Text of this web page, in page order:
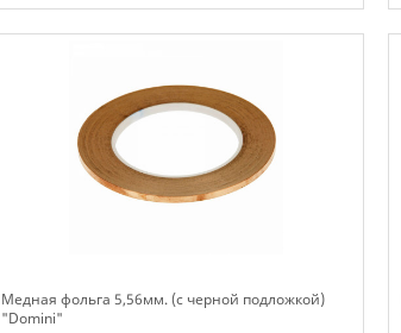
Медная фольга 5,56мм. (с черной подложкой)
"Domini"